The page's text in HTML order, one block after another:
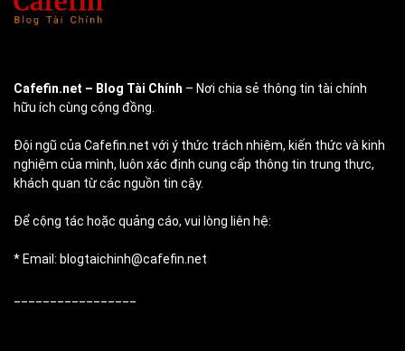
Cafefin.net – Blog Tài Chính – Nơi chia sẻ thông tin tài chính
hữu ích cùng cộng đồng.
Đội ngũ của Cafefin.net với ý thức trách nhiệm, kiến thức và kinh
nghiệm của mình, luôn xác định cung cấp thông tin trung thực,
khách quan từ các nguồn tin cậy.
Để cộng tác hoặc quảng cáo, vui lòng liên hệ:
* Email: blogtaichinh@cafefin.net